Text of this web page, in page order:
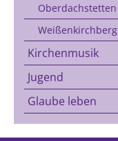
Oberdachstetten
Weißenkirchberg
Kirchenmusik
Jugend
Glaube leben